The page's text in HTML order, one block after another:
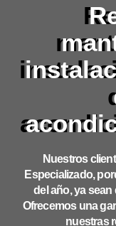
Nuestros
Especializado,
del año, ya
Ofrecemos una
nuestras